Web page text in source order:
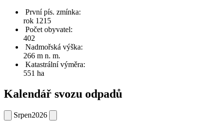
První pís. zmínka:
rok 1215
Počet obyvatel:
402
Nadmořská výška:
266 m n. m.
Katastrální výměra:
551 ha
Kalendář svozu odpadů
Srpen2026